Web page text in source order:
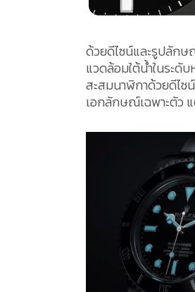
ด้วยดีไซน์และรูปลัก
แวดล้อมใต้น้ำในระดั
สะสมนาฬิกาด้วยดีไซ
เอกลักษณ์เฉพาะตัว